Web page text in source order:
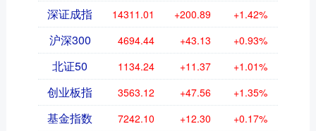
深证成指 14311.01 +200.89 +1.42%
沪深300 4694.44 +43.13 +0.93%
北证50 1134.24 +11.37 +1.01%
创业板指 3563.12 +47.56 +1.35%
基金指数 7242.10 +12.30 +0.17%